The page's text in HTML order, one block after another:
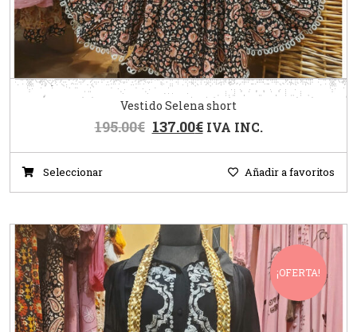
Vestido Selena short
195.00€ 137.00€ IVA INC.
Seleccionar Añadir a favoritos
¡OFERTA!